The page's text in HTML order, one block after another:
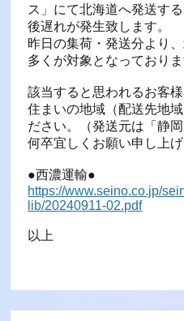
ス」にて北海道へ発送す
後遅れが発生致します。
昨日の集荷・発送分より
多くが対象となっておりま
該当すると思われるお客
住まいの地域（配送先地
ださい。（発送元は「静岡
何卒宜しくお願い申し上げ
●西濃運輸●
https://www.seino.co.jp/
lib/20240911-02.pdf
以上